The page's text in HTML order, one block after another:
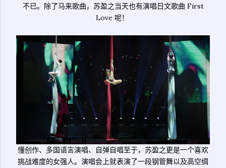
不已。除了马来歌曲，苏盈之当天也有演唱日文歌曲 First
Love 呢！
懂创作、多国语言演唱、自弹自唱至于，苏盈之更是一个喜欢
挑战难度的女强人。演唱会上就表演了一段钢管舞以及高空绸